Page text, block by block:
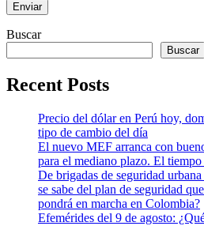
Buscar
Buscar
Recent Posts
Precio del dólar en Perú hoy,
tipo de cambio del día
El nuevo MEF arranca con
para el mediano plazo. El
De brigadas de seguridad
se sabe del plan de seguridad
pondrá en marcha en Colombia?
Efemérides del 9 de agosto: